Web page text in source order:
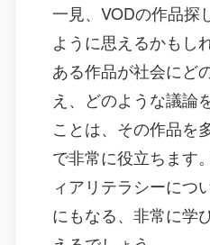
一見、VODの作品探
ように思えるかもし
ある作品が社会にど
え、どのような議論
ことは、その作品を
で非常に役立ちます
ィアリテラシーにつ
にもなる、非常に学